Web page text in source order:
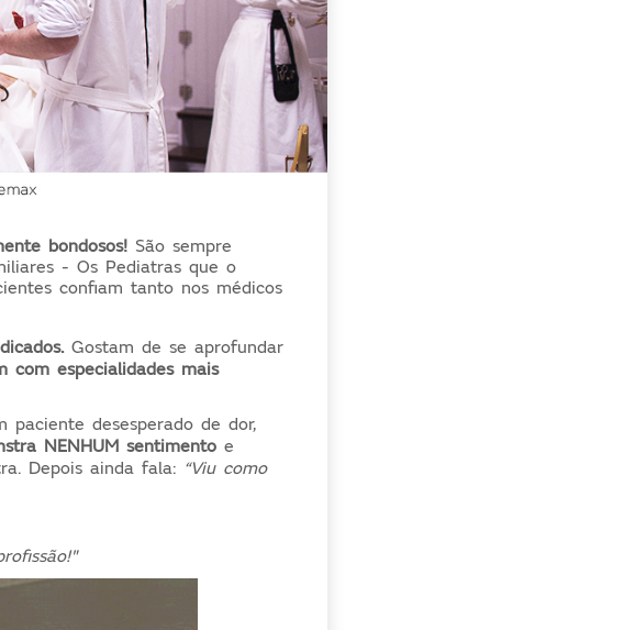
bondosos! São sempre
- Os Pediatras que o
confiam tanto nos médicos
Gostam de se aprofundar
com especialidades mais
desesperado de dor,
NENHUM sentimento e
Depois ainda fala: “Viu como